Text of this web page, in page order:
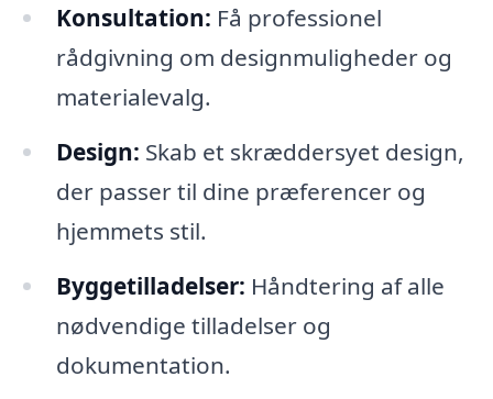
Konsultation: Få professionel
rådgivning om designmuligheder og
materialevalg.
Design: Skab et skræddersyet design,
der passer til dine præferencer og
hjemmets stil.
Byggetilladelser: Håndtering af alle
nødvendige tilladelser og
dokumentation.